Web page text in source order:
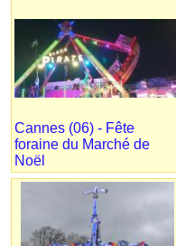
Cannes (06) - Fête
foraine du Marché de
Noël